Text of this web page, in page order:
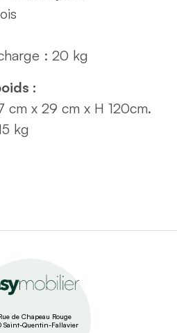
: 20 kg
:
cm x 29 cm x H 120cm.
kg
de Chapeau Rouge
Saint-Quentin-Fallavier